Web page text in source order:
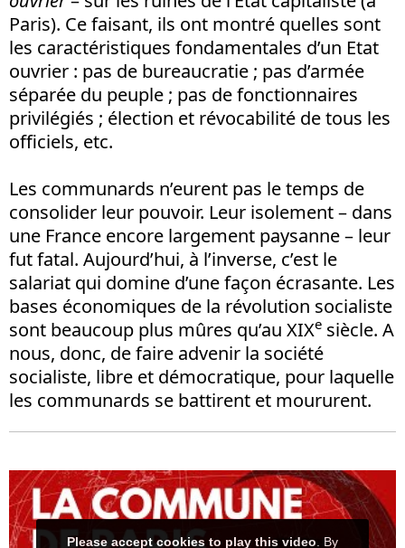
Paris). Ce faisant, ils ont montré quelles sont
les caractéristiques fondamentales d’un Etat
ouvrier : pas de bureaucratie ; pas d’armée
séparée du peuple ; pas de fonctionnaires
privilégiés ; élection et révocabilité de tous les
officiels, etc.
Les communards n’eurent pas le temps de
consolider leur pouvoir. Leur isolement – dans
une France encore largement paysanne – leur
fut fatal. Aujourd’hui, à l’inverse, c’est le
salariat qui domine d’une façon écrasante. Les
bases économiques de la révolution socialiste
sont beaucoup plus mûres qu’au XIXe siècle. A
nous, donc, de faire advenir la société
socialiste, libre et démocratique, pour laquelle
les communards se battirent et moururent.